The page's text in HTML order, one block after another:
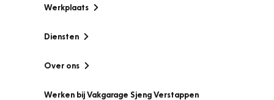
Werkplaats
Diensten
Over ons
Werken bij Vakgarage Sjeng Verstappen